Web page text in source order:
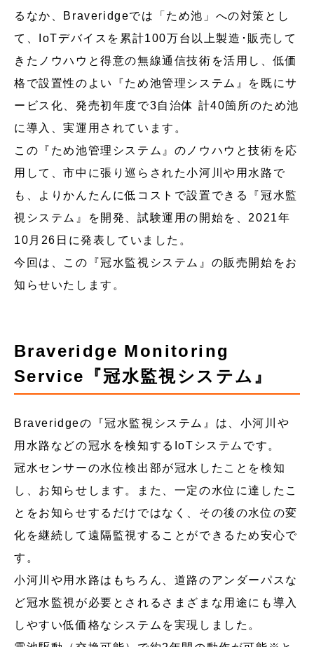
るなか、Braveridgeでは「ため池」への対策とし
て、IoTデバイスを累計100万台以上製造･販売して
きたノウハウと得意の無線通信技術を活用し、低価
格で設置性のよい『ため池管理システム』を既にサ
ービス化、発売初年度で3自治体 計40箇所のため池
に導入、実運用されています。
この『ため池管理システム』のノウハウと技術を応
用して、市中に張り巡らされた小河川や用水路で
も、よりかんたんに低コストで設置できる『冠水監
視システム』を開発、試験運用の開始を、2021年
10月26日に発表していました。
今回は、この『冠水監視システム』の販売開始をお
知らせいたします。
Braveridge Monitoring
Service『冠水監視システム』
Braveridgeの『冠水監視システム』は、小河川や
用水路などの冠水を検知するIoTシステムです。
冠水センサーの水位検出部が冠水したことを検知
し、お知らせします。また、一定の水位に達したこ
とをお知らせするだけではなく、その後の水位の変
化を継続して遠隔監視することができるため安心で
す。
小河川や用水路はもちろん、道路のアンダーパスな
ど冠水監視が必要とされるさまざまな用途にも導入
しやすい低価格なシステムを実現しました。